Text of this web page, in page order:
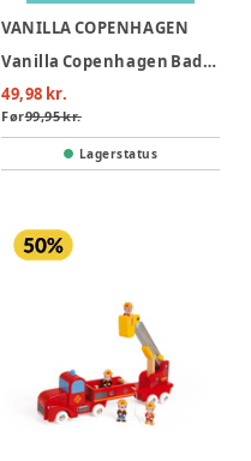
VANILLA COPENHAGEN
Vanilla Copenhagen Badevinger - Neon Hearts
49,98 kr.
Før99,95 kr.
Lagerstatus